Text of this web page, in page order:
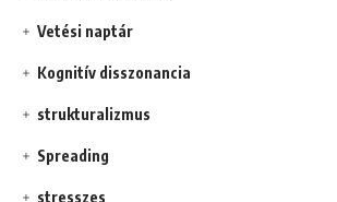
Vetési naptár
Kognitív disszonancia
strukturalizmus
Spreading
stresszes